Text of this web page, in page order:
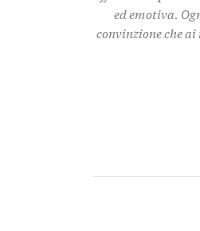
ed emotiva.
convinzione che